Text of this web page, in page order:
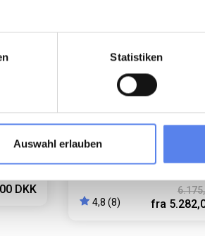
Statistiken
Auswahl erlauben
kyst
DKK
Sdr. Fjandvej 66
grund.
Op til 4 personer
4,8 (8) fra